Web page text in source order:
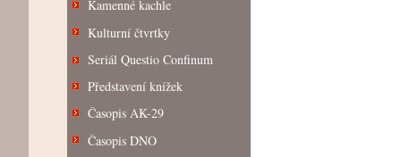
Kamenné kachle
Kulturní čtvrtky
Seriál Questio Confinum
Představení knížek
Časopis AK-29
Časopis DNO